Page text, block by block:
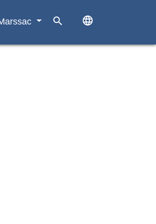
search language